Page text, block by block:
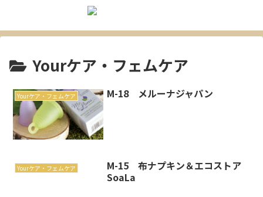
Yourケア・フェムケア
Yourケア・フェムケア M-18 メルーナジャパン
Yourケア・フェムケア
M-15 布ナプキン＆エコストア
SoaLa